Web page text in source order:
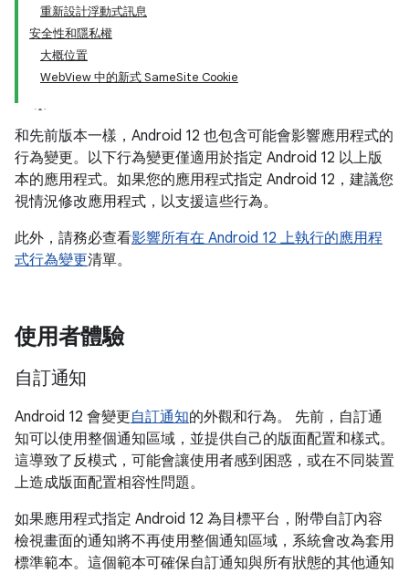
重新設計浮動式訊息
安全性和隱私權
大概位置
WebView 中的新式 SameSite Cookie
和先前版本一樣，Android 12 也包含可能會影響應用程式的
行為變更。以下行為變更僅適用於指定 Android 12 以上版
本的應用程式。如果您的應用程式指定 Android 12，建議您
視情況修改應用程式，以支援這些行為。
此外，請務必查看影響所有在 Android 12 上執行的應用程
式行為變更清單。
使用者體驗
自訂通知
Android 12 會變更自訂通知的外觀和行為。 先前，自訂通
知可以使用整個通知區域，並提供自己的版面配置和樣式。
這導致了反模式，可能會讓使用者感到困惑，或在不同裝置
上造成版面配置相容性問題。
如果應用程式指定 Android 12 為目標平台，附帶自訂內容
檢視畫面的通知將不再使用整個通知區域，系統會改為套用
標準範本。這個範本可確保自訂通知與所有狀態的其他通知